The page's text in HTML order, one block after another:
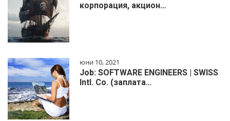
корпорация, акцион…
юни 10, 2021
Job: SOFTWARE ENGINEERS | SWISS
Intl. Co. (заплата…